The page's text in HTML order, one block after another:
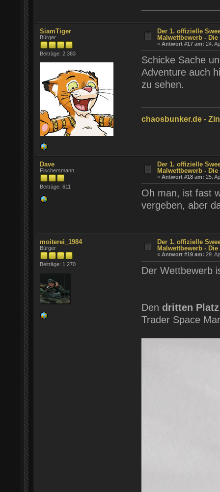
SiamTiger
Bürger
Beiträge: 2.383
Der 1. offizielle
Malwettbewerb -
«Antwort #17 am: 24.
Schicke Sache
Adventure auch
zu sehen.
chaosbunker.de -
Dave
Fischersmann
Beiträge: 611
Der 1. offizielle
Malwettbewerb -
«Antwort #18 am: 25.
Oh man, ist fast
vergeben, aber
moiterei_1984
Bürger
Beiträge: 1.270
Der 1. offizielle
Malwettbewerb -
«Antwort #19 am: 29.
Der Wettbewerb
Den dritten Platz
Trader Space